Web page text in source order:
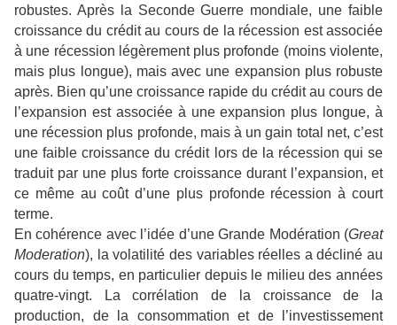
robustes. Après la Seconde Guerre mondiale, une faible
croissance du crédit au cours de la récession est associée
à une récession légèrement plus profonde (moins violente,
mais plus longue), mais avec une expansion plus robuste
après. Bien qu’une croissance rapide du crédit au cours de
l’expansion est associée à une expansion plus longue, à
une récession plus profonde, mais à un gain total net, c’est
une faible croissance du crédit lors de la récession qui se
traduit par une plus forte croissance durant l’expansion, et
ce même au coût d’une plus profonde récession à court
terme.
En cohérence avec l’idée d’une Grande Modération (Great
Moderation), la volatilité des variables réelles a décliné au
cours du temps, en particulier depuis le milieu des années
quatre-vingt. La corrélation de la croissance de la
production, de la consommation et de l’investissement